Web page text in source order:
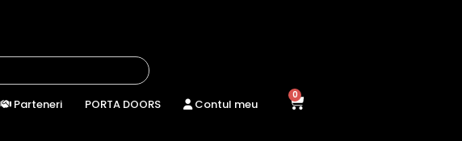
Parteneri PORTA DOORS Contul meu
0